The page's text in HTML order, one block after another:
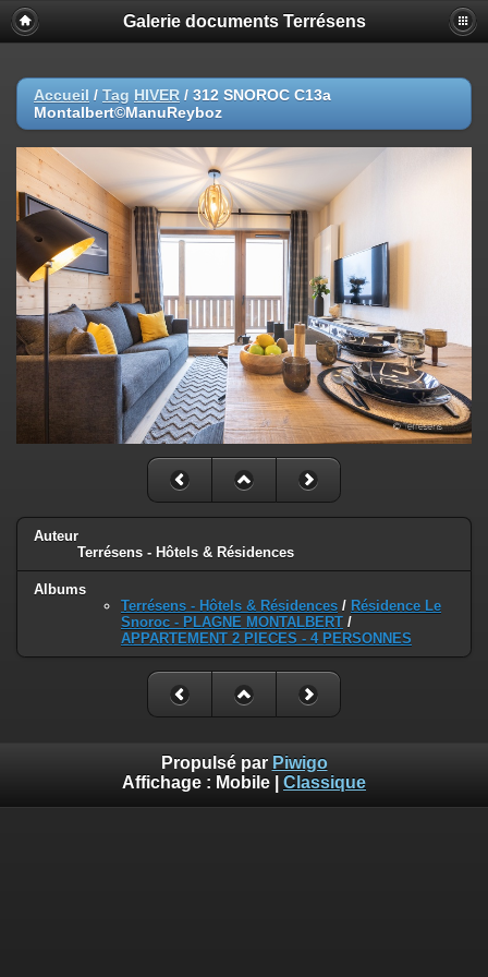
Galerie documents Terrésens
Accueil / Tag HIVER / 312 SNOROC C13a
Montalbert©ManuReyboz
Auteur
Terrésens - Hôtels & Résidences
Albums
Terrésens - Hôtels & Résidences / Résidence Le
Snoroc - PLAGNE MONTALBERT /
APPARTEMENT 2 PIECES - 4 PERSONNES
Propulsé par Piwigo
Affichage : Mobile Classique